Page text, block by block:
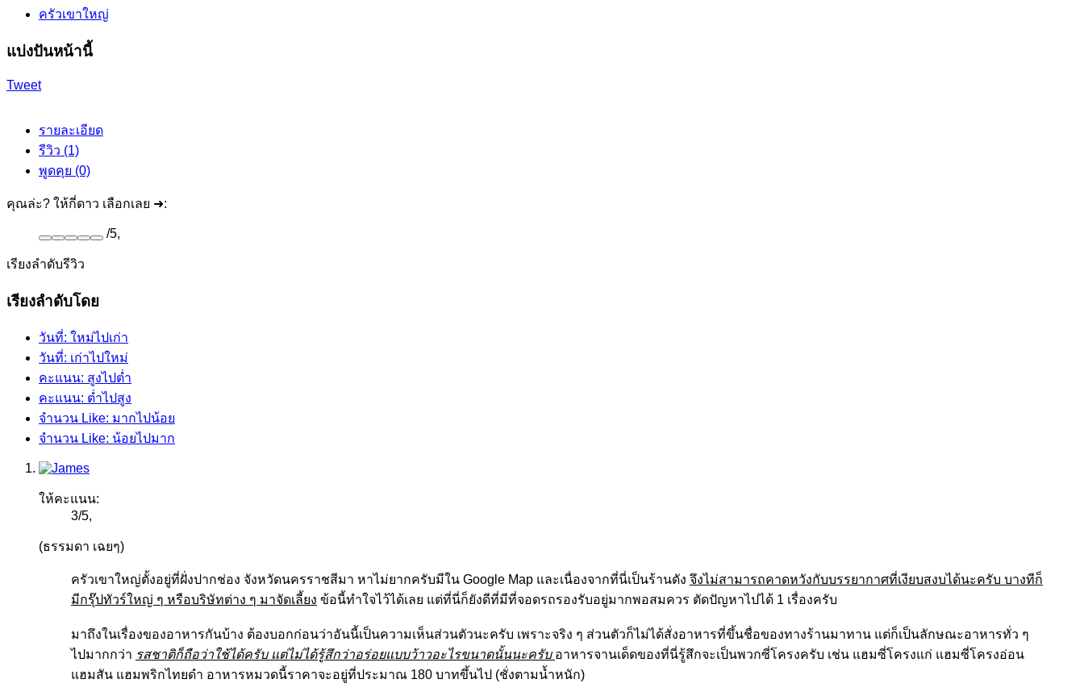
ครัวเขาใหญ่
แบ่งปันหน้านี้
Tweet
รายละเอียด
รีวิว (1)
พูดคุย (0)
คุณล่ะ? ให้กี่ดาว เลือกเลย ➜:
/5,
เรียงลำดับรีวิว
เรียงลำดับโดย
วันที่: ใหม่ไปเก่า
วันที่: เก่าไปใหม่
คะแนน: สูงไปต่ำ
คะแนน: ต่ำไปสูง
จำนวน Like: มากไปน้อย
จำนวน Like: น้อยไปมาก
ให้คะแนน:
3/5,
(ธรรมดา เฉยๆ)
ครัวเขาใหญ่ตั้งอยู่ที่ฝั่งปากช่อง จังหวัดนครราชสีมา หาไม่ยากครับมีใน Google Map และเนื่องจากที่นี่เป็นร้านดัง จึงไม่สามารถคาดหวังกับบรรยากาศที่เงียบสงบได้นะครับ บางทีก็
มีกรุ๊ปทัวร์ใหญ่ ๆ หรือบริษัทต่าง ๆ มาจัดเลี้ยง ข้อนี้ทำใจไว้ได้เลย แต่ที่นี่ก็ยังดีที่มีที่จอดรถรองรับอยู่มากพอสมควร ตัดปัญหาไปได้ 1 เรื่องครับ
มาถึงในเรื่องของอาหารกันบ้าง ต้องบอกก่อนว่าอันนี้เป็นความเห็นส่วนตัวนะครับ เพราะจริง ๆ ส่วนตัวก็ไม่ได้สั่งอาหารที่ขึ้นชื่อของทางร้านมาทาน แต่ก็เป็นลักษณะอาหารทั่ว ๆ
ไปมากกว่า รสชาติก็ถือว่าใช้ได้ครับ แต่ไม่ได้รู้สึกว่าอร่อยแบบว้าวอะไรขนาดนั้นนะครับอาหารจานเด็ดของที่นี่รู้สึกจะเป็นพวกซี่โครงครับ เช่น แฮมซี่โครงแก่ แฮมซี่โครงอ่อน
แฮมสัน แฮมพริกไทยดำ อาหารหมวดนี้ราคาจะอยู่ที่ประมาณ 180 บาทขึ้นไป (ชั่งตามน้ำหนัก)